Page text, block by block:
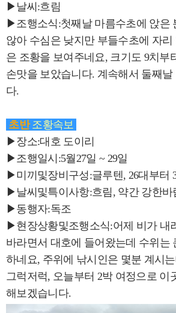
▶날씨:흐림
▶조행소식:첫째날 마름수초에 앉은
않아 수심은 낮지만 부들수초에 자
은 조황을 보여주네요, 크기도 9치부
손맛을 보았습니다. 계속해서 둘째날
다.
초반 조황속보
▶장소:대호 도이리
▶조행일시:5월27일 ~ 29일
▶미끼및장비구성:글루텐, 26대부터
▶날씨및특이사항:흐림, 약간 강한바
▶동행자:독조
▶현장상황및조행소식:어제 비가 내
바라면서 대호에 들어왔는데 수위는
하네요, 주위에 낚시인은 몇분 계시
그럭저럭, 오늘부터 2박 여정으로 이
해보겠습니다.